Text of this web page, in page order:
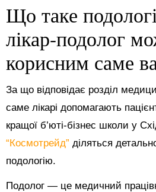
Що таке
лікар-подолог
корисним саме
За що відповідає розділ
саме лікарі допомагають
кращої б’юті-бізнес школи у
“Космотрейд” діляться
подологію.
Подолог — це медичний